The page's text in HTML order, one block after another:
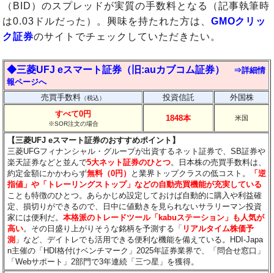
（BID）のスプレッドが実質の手数料となる（記事執筆時
は0.03ドルだった）。興味を持たれた方は、 GMOクリッ
ク証券のサイトでチェックしていただきたい。
◆三菱UFJ eスマート証券（旧:auカブコム証券）
⇒詳細情
報ページへ
売買手数料 （税込） 投資信託
外国株
すべて0円
※SOR注文の場合
1848本 米国
【三菱UFJ eスマート証券のおすすめポイント】
三菱UFGフィナンシャル・グループが出資するネット証券で、SB証券や
楽天証券などと並んで5大ネット証券のひとつ。日本株の売買手数料は、
約定金額にかかわらず無料（0円） と業界トップクラスの低コスト。
「逆
指値」や「トレーリングストップ」などの自動売買機能が充実している
ことも特徴のひとつ。あらかじめ設定しておけば自動的に購入や利益確
定、損切りができるので、日中に値動きを見られないサラリーマン投資
家には便利だ。本格派のトレードツール「kabuステーション」も人気が
高い。その日盛り上がりそうな銘柄を予測する「 リアルタイム株価予
測 」など、デイトレでも活用できる便利な機能を備えている。HDI-Japa
n主催の「HDI格付けベンチマーク」2025年証券業界で、「問合せ窓口」
「Webサポート」2部門で3年連続「三つ星」を獲得。